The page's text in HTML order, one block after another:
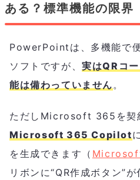
ある？標準機能の限界
PowerPointは、多機能で
ソフトですが、実はQRコ
能は備わっていません 。
ただしMicrosoft 365を契
Microsoft 365 Copilot
を生成できます（
リボンに“QR作成ボタン”